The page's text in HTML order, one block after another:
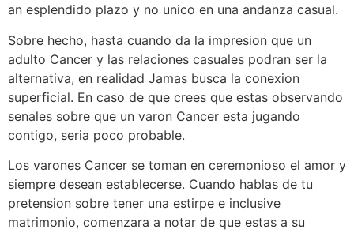
an esplendido plazo y no unico en una andanza casual.
Sobre hecho, hasta cuando da la impresion que un
adulto Cancer y las relaciones casuales podran ser la
alternativa, en realidad Jamas busca la conexion
superficial. En caso de que crees que estas observando
senales sobre que un varon Cancer esta jugando
contigo, seri­a poco probable.
Los varones Cancer se toman en ceremonioso el amor y
siempre desean establecerse. Cuando hablas de tu
pretension sobre tener una estirpe e inclusive
matrimonio, comenzara a notar de que estas a su